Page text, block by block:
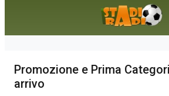
Promozione e Prima
arrivo